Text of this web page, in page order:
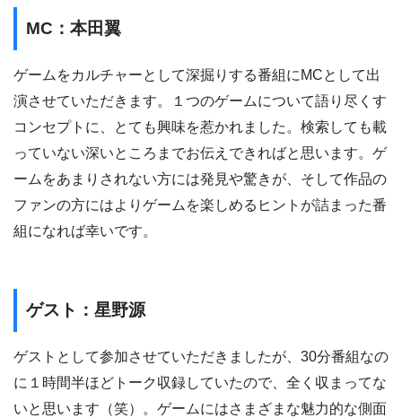
MC：本田翼
ゲームをカルチャーとして深掘りする番組にMCとして出
演させていただきます。１つのゲームについて語り尽くす
コンセプトに、とても興味を惹かれました。検索しても載
っていない深いところまでお伝えできればと思います。ゲ
ームをあまりされない方には発見や驚きが、そして作品の
ファンの方にはよりゲームを楽しめるヒントが詰まった番
組になれば幸いです。
ゲスト：星野源
ゲストとして参加させていただきましたが、30分番組なの
に１時間半ほどトーク収録していたので、全く収まってな
いと思います（笑）。ゲームにはさまざまな魅力的な側面